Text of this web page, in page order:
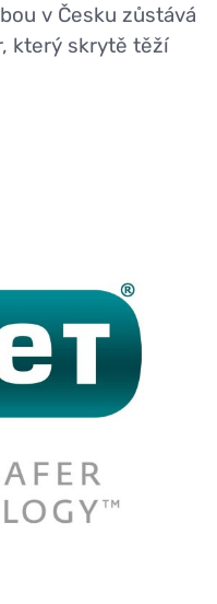
v Česku zůstává
který skrytě těží